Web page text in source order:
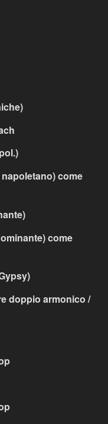
come
come
doppio armonico /